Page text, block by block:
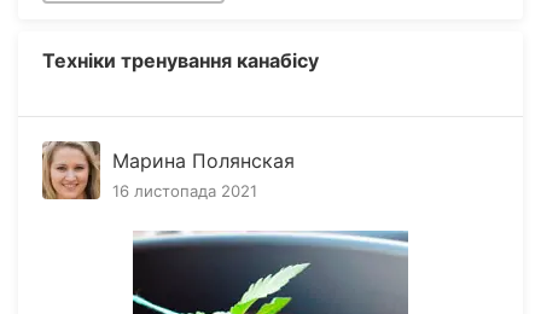
Техніки тренування канабісу
Марина Полянская
16 листопада 2021